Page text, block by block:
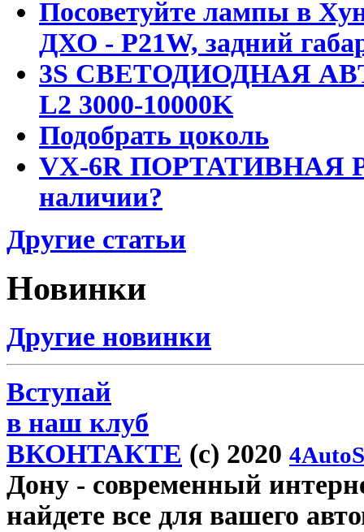
Посоветуйте лампы в
ДХО - P21W, задний
3S СВЕТОДИОДНАЯ
L2 3000-10000K
Подобрать цоколь
VX-6R ПОРТАТИВНАЯ
наличии?
Другие статьи
Новинки
Другие новинки
Вступай
в наш клуб
ВКОНТАКТЕ (c) 2020
Дону - современный
найдете все для вашего